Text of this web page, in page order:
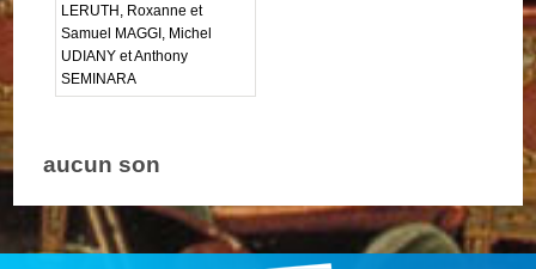
LERUTH, Roxanne et
Samuel MAGGI, Michel
UDIANY et Anthony
SEMINARA
aucun son